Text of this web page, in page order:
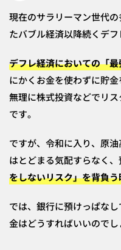
現在のサラリーマン世代
たバブル経済以降続くデフ
デフレ経済においての「
にかくお金を使わずに貯
無理に株式投資などでリ
です。
ですが、令和に入り、原
はとどまる気配すらなく
をしないリスク」を背負う
では、銀行に預けっぱな
金はどうすればいいのでし